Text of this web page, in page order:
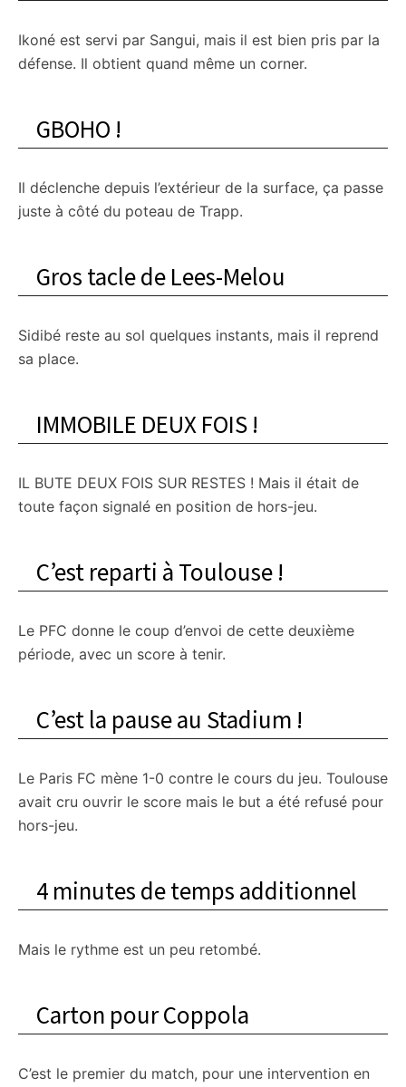
Ikoné est servi par Sangui, mais il est bien pris par la
défense. Il obtient quand même un corner.
GBOHO !
Il déclenche depuis l’extérieur de la surface, ça passe
juste à côté du poteau de Trapp.
Gros tacle de Lees-Melou
Sidibé reste au sol quelques instants, mais il reprend
sa place.
IMMOBILE DEUX FOIS !
IL BUTE DEUX FOIS SUR RESTES ! Mais il était de
toute façon signalé en position de hors-jeu.
C’est reparti à Toulouse !
Le PFC donne le coup d’envoi de cette deuxième
période, avec un score à tenir.
C’est la pause au Stadium !
Le Paris FC mène 1-0 contre le cours du jeu. Toulouse
avait cru ouvrir le score mais le but a été refusé pour
hors-jeu.
4 minutes de temps additionnel
Mais le rythme est un peu retombé.
Carton pour Coppola
C’est le premier du match, pour une intervention en